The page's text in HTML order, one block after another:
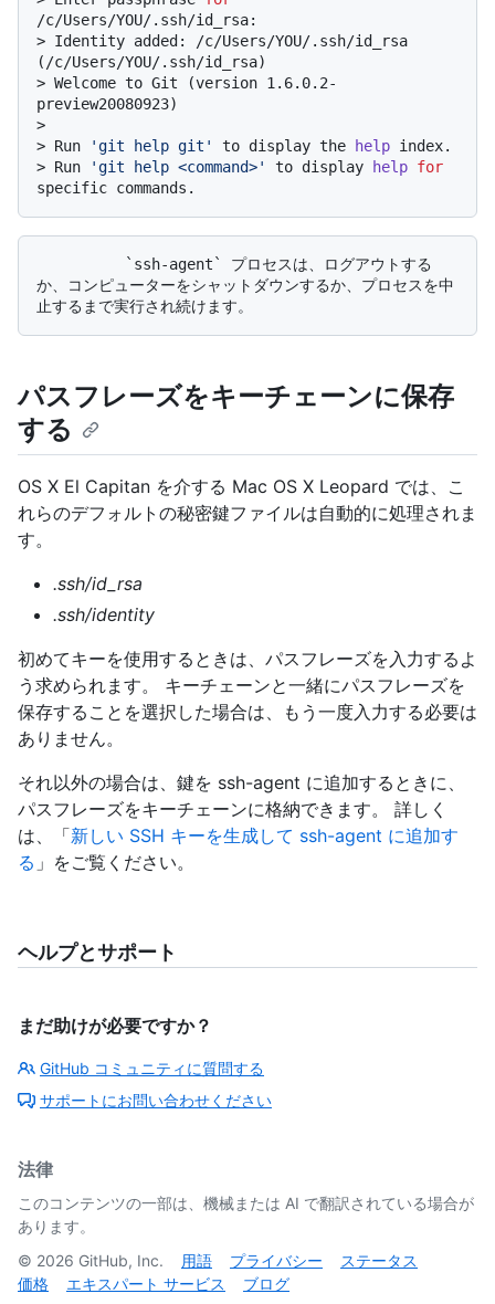
/c/Users/YOU/.ssh/id_rsa:
> Identity added: /c/Users/YOU/.ssh/id_rsa
(/c/Users/YOU/.ssh/id_rsa)
> Welcome to Git (version 1.6.0.2-
preview20080923)
>
> Run
'git help git' to display the help index.
> Run 'git help <command>' to display help for
specific commands.
か、コンピューターをシャットダウンするか、プロセスを中
パスフレーズをキーチェーンに保存
する
OS X El Capitan を介する Mac OS X Leopard では、こ
れらのデフォルトの秘密鍵ファイルは自動的に処理されま
す。
.ssh/id_rsa
.ssh/identity
初めてキーを使用するときは、パスフレーズを入力するよ
う求められます。 キーチェーンと一緒にパスフレーズを
保存することを選択した場合は、もう一度入力する必要は
ありません。
それ以外の場合は、鍵を ssh-agent に追加するときに、
パスフレーズをキーチェーンに格納できます。 詳しく
は、「新しい SSH キーを生成して ssh-agent に追加す
る 」をご覧ください。
ヘルプとサポート
まだ助けが必要ですか？
GitHub コミュニティに質問する
サポートにお問い合わせください
法律
このコンテンツの一部は、機械または AI で翻訳されている場合が
あります。
© 2026 GitHub, Inc. 用語 プライバシー
ステータス
価格
エキスパート サービス ブログ